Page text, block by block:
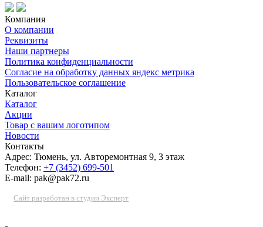
Компания
О компании
Реквизиты
Наши партнеры
Политика конфиденциальности
Согласие на обработку данных яндекс метрика
Пользовательское соглашение
Каталог
Каталог
Акции
Товар с вашим логотипом
Новости
Контакты
Адрес: Тюмень, ул. Авторемонтная 9, 3 этаж
Телефон: +7 (3452) 699-501
E-mail: pak@pak72.ru
Сайт разработан в студии Эксперт